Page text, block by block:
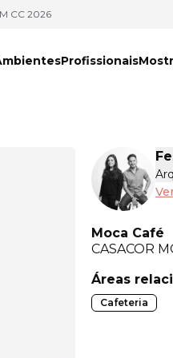
CC 2026
Profissionais
Moca Café
CASACOR
Áreas
Cafeteria